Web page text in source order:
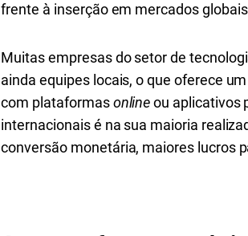
frente à inserção em mercados
Muitas empresas do setor de
ainda equipes locais, o que oferece
com plataformasonlineou aplicativos
internacionais é na sua maioria
conversão monetária, maiores lucros